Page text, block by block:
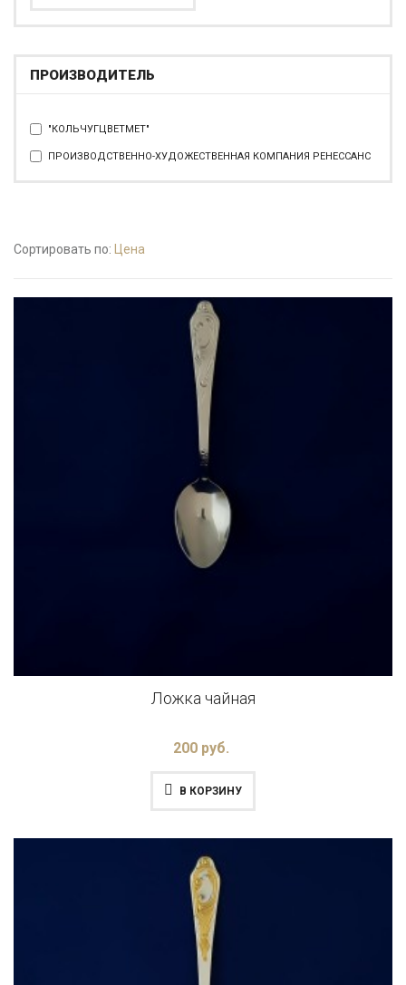
ПРОИЗВОДИТЕЛЬ
"КОЛЬЧУГЦВЕТМЕТ"
ПРОИЗВОДСТВЕННО-ХУДОЖЕСТВЕННАЯ КОМПАНИЯ РЕНЕССАНС
Сортировать по: Цена
Ложка чайная
200 руб.
В КОРЗИНУ